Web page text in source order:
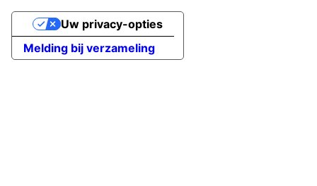
Melding bij verzameling
Uw privacy-opties